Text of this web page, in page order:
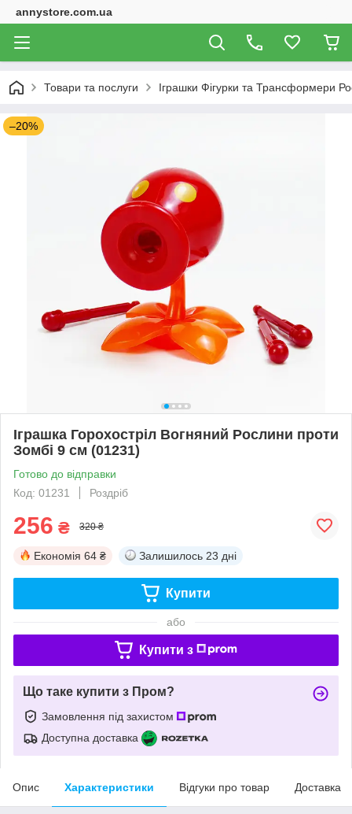
annystore.com.ua
Товари та послуги Іграшки Фігурки та Трансформери
–20%
Іграшка Горохостріл Вогняний Рослини проти
Зомбі 9 см (01231)
Готово до відправки
Код: 01231
Роздріб
256 ₴ 320 ₴
Економія 64 ₴ Залишилось 23 дні
Купити
або
Купити з
Що таке купити з Пром?
Замовлення під захистом
Доступна доставка
Опис Характеристики Відгуки про товар Доставка